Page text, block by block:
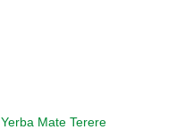
Yerba Mate Terere